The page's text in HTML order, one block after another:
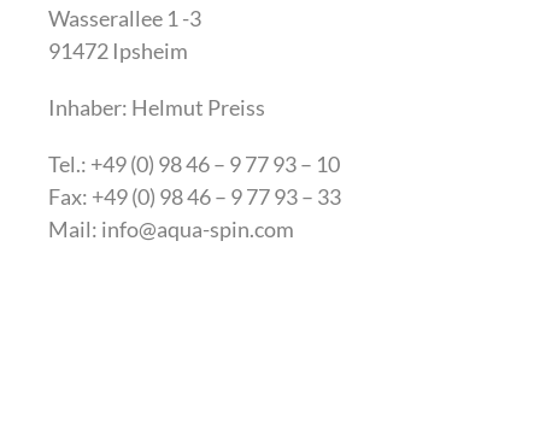
Wasserallee 1 -3
91472 Ipsheim
Inhaber: Helmut Preiss
Tel.: +49 (0) 98 46 – 9 77 93 – 10
Fax: +49 (0) 98 46 – 9 77 93 – 33
Mail: info@aqua-spin.com